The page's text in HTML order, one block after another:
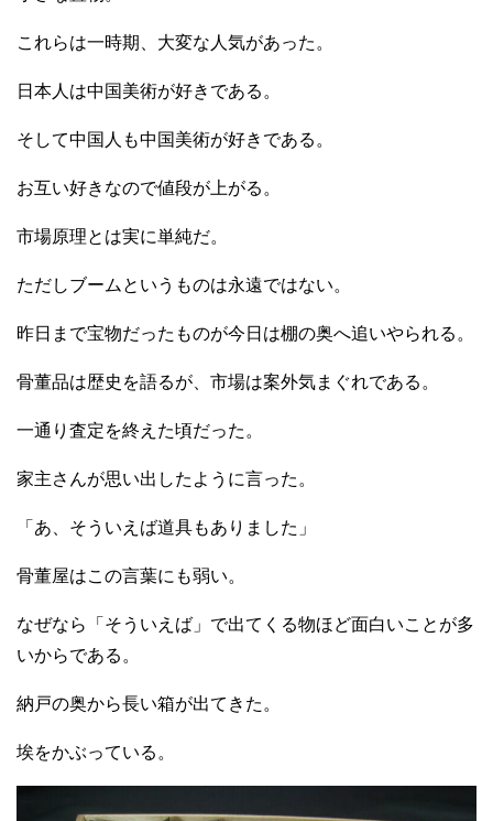
これらは一時期、大変な人気があった。
日本人は中国美術が好きである。
そして中国人も中国美術が好きである。
お互い好きなので値段が上がる。
市場原理とは実に単純だ。
ただしブームというものは永遠ではない。
昨日まで宝物だったものが今日は棚の奥へ追いやられる。
骨董品は歴史を語るが、市場は案外気まぐれである。
一通り査定を終えた頃だった。
家主さんが思い出したように言った。
「あ、そういえば道具もありました」
骨董屋はこの言葉にも弱い。
なぜなら「そういえば」で出てくる物ほど面白いことが多
いからである。
納戸の奥から長い箱が出てきた。
埃をかぶっている。